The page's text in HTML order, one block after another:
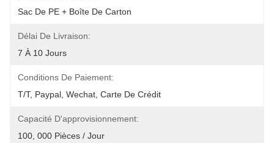
Sac De PE + Boîte De Carton
Délai De Livraison:
7 À 10 Jours
Conditions De Paiement:
T/T, Paypal, Wechat, Carte De Crédit
Capacité D'approvisionnement:
100, 000 Pièces / Jour